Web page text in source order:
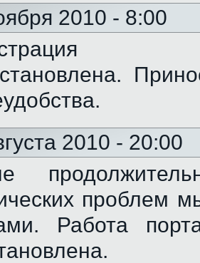
2010 - 8:00
2010 - 20:00
проблем
Работа